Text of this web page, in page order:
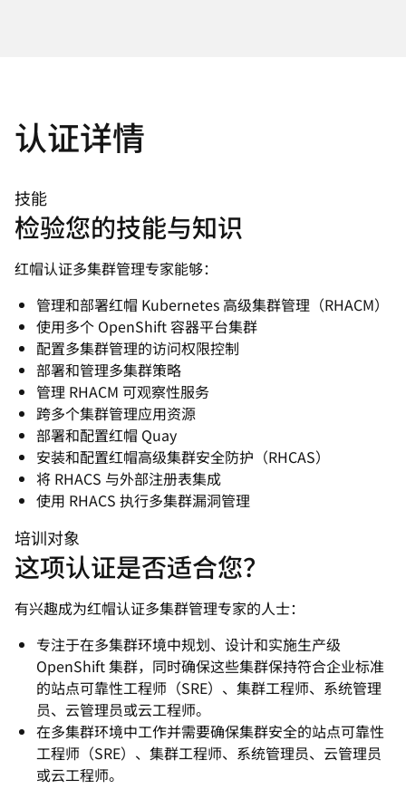
认证详情
技能
检验您的技能与知识
红帽认证多集群管理专家能够：
管理和部署红帽 Kubernetes 高级集群管理（RHACM）
使用多个 OpenShift 容器平台集群
配置多集群管理的访问权限控制
部署和管理多集群策略
管理 RHACM 可观察性服务
跨多个集群管理应用资源
部署和配置红帽 Quay
安装和配置红帽高级集群安全防护（RHCAS）
将 RHACS 与外部注册表集成
使用 RHACS 执行多集群漏洞管理
培训对象
这项认证是否适合您？
有兴趣成为红帽认证多集群管理专家的人士：
专注于在多集群环境中规划、设计和实施生产级
OpenShift 集群，同时确保这些集群保持符合企业标准
的站点可靠性工程师（SRE）、集群工程师、系统管理
员、云管理员或云工程师。
在多集群环境中工作并需要确保集群安全的站点可靠性
工程师（SRE）、集群工程师、系统管理员、云管理员
或云工程师。